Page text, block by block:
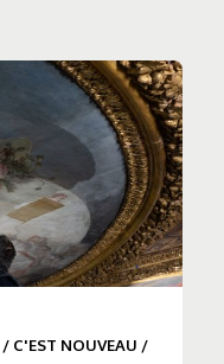
/ C'EST NOUVEAU /